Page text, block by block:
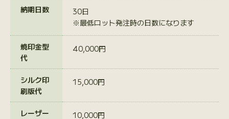
納期日数
30日
※最低ロット発注時の日数になります
焼印金型
代
40,000円
シルク印
刷版代
15,000円
レーザー
10,000円